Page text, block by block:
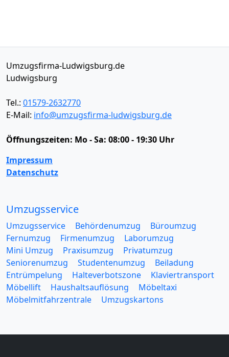
Umzugsfirma-Ludwigsburg.de
Ludwigsburg
Tel.: 01579-2632770
E-Mail: info@umzugsfirma-ludwigsburg.de
Öffnungszeiten: Mo - Sa: 08:00 - 19:30 Uhr
Impressum
Datenschutz
Umzugsservice
Umzugsservice Behördenumzug
Büroumzug
Fernumzug
Firmenumzug
Laborumzug
Mini Umzug
Praxisumzug
Privatumzug
Seniorenumzug
Studentenumzug
Beiladung
Entrümpelung
Halteverbotszone
Klaviertransport
Möbellift
Haushaltsauflösung
Möbeltaxi
Möbelmitfahrzentrale
Umzugskartons